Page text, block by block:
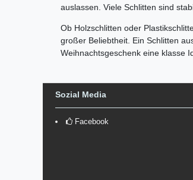
auslassen. Viele Schlitten sind
Ob Holzschlitten oder
großer Beliebtheit. Ein Schlitten
Weihnachtsgeschenk eine klasse
Sozial Media
Facebook